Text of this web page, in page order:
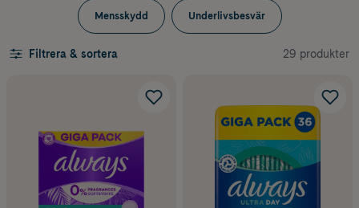
Mensskydd Underlivsbesvär
Filtrera & sortera 29 produkter